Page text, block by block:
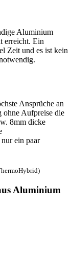
Aluminium
erreicht. Ein
Zeit und es ist kein
Ansprüche an
ohne Aufpreise die
8mm dicke
ein paar
Aluminium